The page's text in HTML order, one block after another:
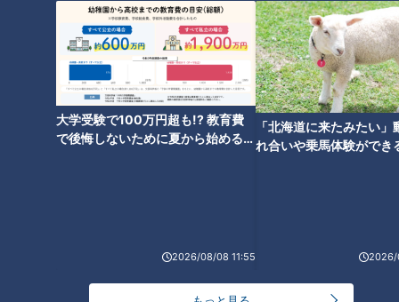
大学受験で100万円超も!? 教育費
で後悔しないために夏から始めるお
2026/08/08 11:55
「北海道に来たみたい」
れ合いや乗馬体験ができ
2026/
ランキング